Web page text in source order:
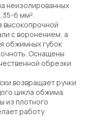
неизолированных
6 мм².
высокопрочной
с воронением, а
обжимных губок
Оснащены
обрезки
возвращает ручки
цикла обжима.
из плотного
работу
длительном